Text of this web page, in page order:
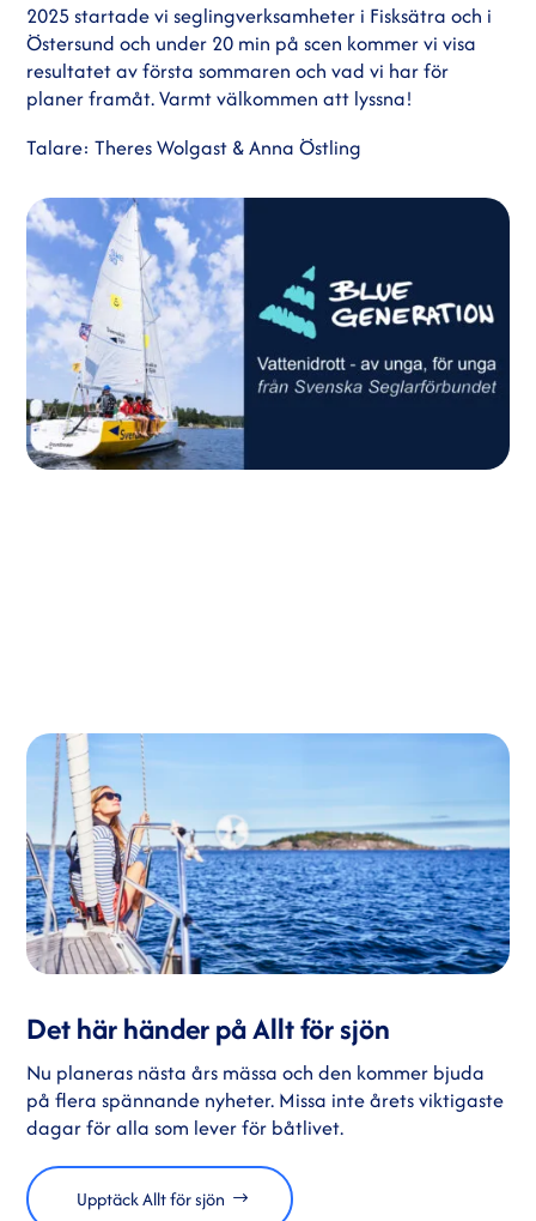
2025 startade vi seglingverksamheter i Fisksätra och i
Östersund och under 20 min på scen kommer vi visa
resultatet av första sommaren och vad vi har för
planer framåt. Varmt välkommen att lyssna!
Talare: Theres Wolgast & Anna Östling
Det här händer på Allt för sjön
Nu planeras nästa års mässa och den kommer bjuda
på flera spännande nyheter. Missa inte årets viktigaste
dagar för alla som lever för båtlivet.
Upptäck Allt för sjön